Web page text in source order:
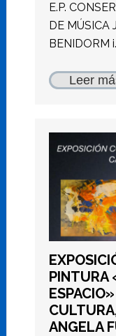
E.P.
DE MÚSICA
BENIDORM
Leer
PINTURA
ANGELA